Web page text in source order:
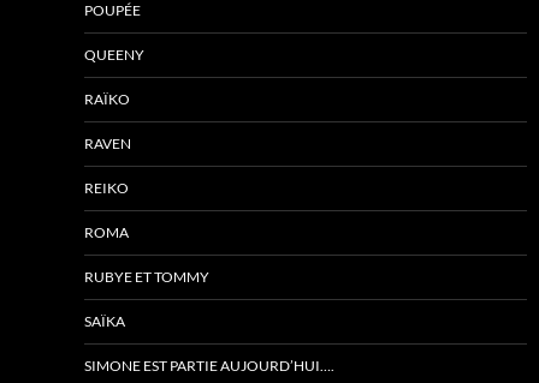
POUPÉE
QUEENY
RAÏKO
RAVEN
REIKO
ROMA
RUBYE ET TOMMY
SAÏKA
SIMONE EST PARTIE AUJOURD’HUI….